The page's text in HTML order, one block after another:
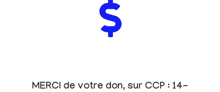
MERCI de votre don, sur CCP : 14-